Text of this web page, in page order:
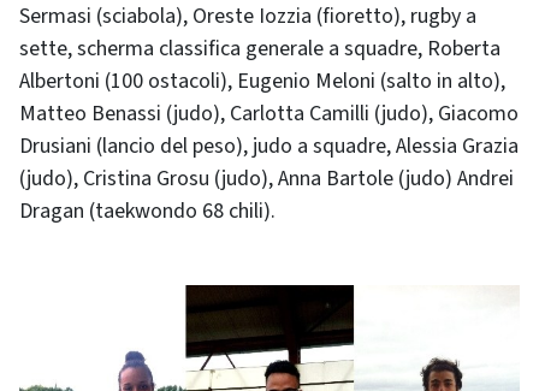
Sermasi (sciabola), Oreste Iozzia (fioretto), rugby a
sette, scherma classifica generale a squadre, Roberta
Albertoni (100 ostacoli), Eugenio Meloni (salto in alto),
Matteo Benassi (judo), Carlotta Camilli (judo), Giacomo
Drusiani (lancio del peso), judo a squadre, Alessia Grazia
(judo), Cristina Grosu (judo), Anna Bartole (judo) Andrei
Dragan (taekwondo 68 chili).